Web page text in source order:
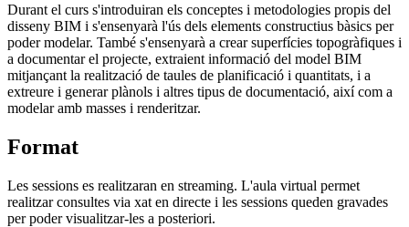
Durant el curs s'introduiran els conceptes i metodologies propis del
disseny BIM i s'ensenyarà l'ús dels elements constructius bàsics per
poder modelar. També s'ensenyarà a crear superfícies topogràfiques i
a documentar el projecte, extraient informació del model BIM
mitjançant la realització de taules de planificació i quantitats, i a
extreure i generar plànols i altres tipus de documentació, així com a
modelar amb masses i renderitzar.
Format
Les sessions es realitzaran en streaming. L'aula virtual permet
realitzar consultes via xat en directe i les sessions queden gravades
per poder visualitzar-les a posteriori.